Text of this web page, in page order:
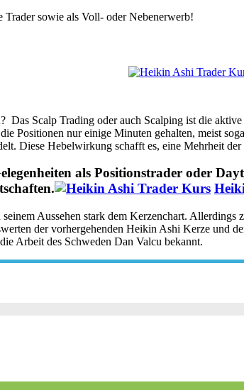
sowie als Voll- oder Nebenerwerb!
Das Scalp Trading oder auch Scalping ist die
Positionen nur einige Minuten gehalten, meist
Diese Hebelwirkung schafft es, eine Mehrheit
als Positionstrader oder
Aussehen stark dem Kerzenchart.
der vorhergehenden Heikin Ashi Kerze und
Arbeit des Schweden Dan Valcu bekannt.